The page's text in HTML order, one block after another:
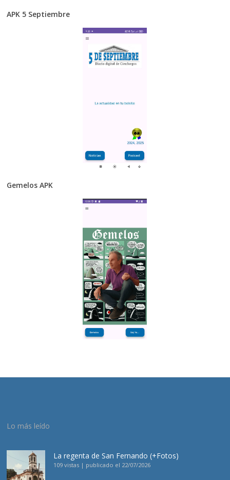
APK 5 Septiembre
Gemelos APK
Lo más leído
La regenta de San Fernando (+Fotos)
109 vistas | publicado el 22/07/2026